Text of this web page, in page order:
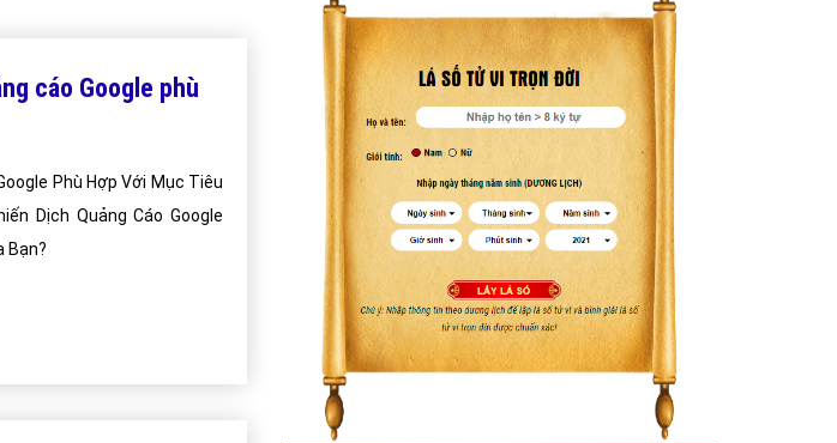
Quảng cáo Skype
Quảng cáo TVC
Quảng cáo Cốc Cốc
Phần mềm ứng dụng hay
Dịch vụ Domain & Hosting
Hỏi đáp phần mềm
Hỏi đáp quảng cáo TVC
Hỏi đáp quảng cáo mobile
Hỏi đáp quảng cáo Online
Hỏi đáp quảng cáo Skype
Hỏi đáp Website
cáo Google phù
Phù Hợp Với Mục Tiêu
Dịch Quảng Cáo Google
Bạn?